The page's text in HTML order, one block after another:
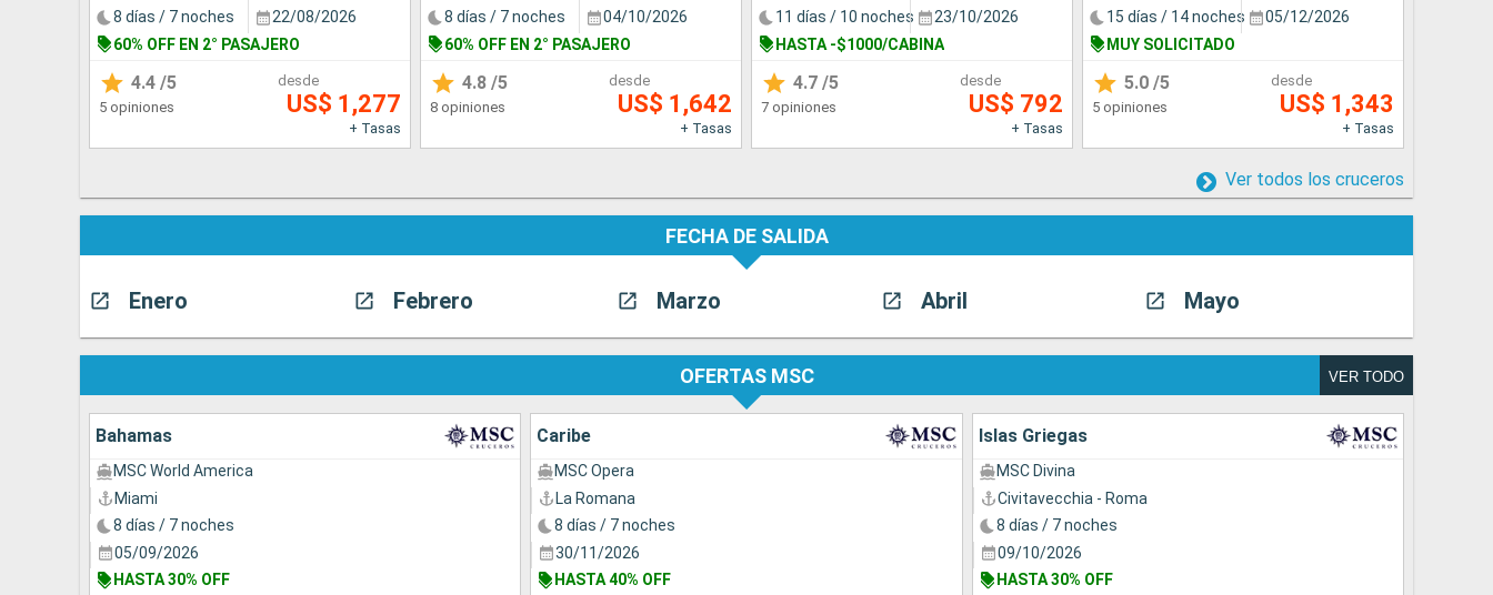
8 días / 7 noches
22/08/2026
60% OFF EN 2° PASAJERO
4.4 /5
5 opiniones
desde
US$ 1,277
+ Tasas
8 días / 7 noches
04/10/2026
60% OFF EN 2° PASAJERO
4.8 /5
8 opiniones
desde
US$ 1,642
+ Tasas
11 días / 10 noches
23/10/2026
HASTA -$1000/CABINA
4.7 /5
7 opiniones
desde
US$ 792
+ Tasas
15 días / 14 noches
05/12/2026
MUY SOLICITADO
5.0 /5
5 opiniones
desde
US$ 1,343
+ Tasas
Ver todos los cruceros
FECHA DE SALIDA
Enero Febrero Marzo Abril Mayo
OFERTAS MSC VER TODO
Bahamas
MSC World America
Miami
8 días / 7 noches
05/09/2026
HASTA 30% OFF
Caribe
MSC Opera
La Romana
8 días / 7 noches
30/11/2026
HASTA 40% OFF
Islas Griegas
MSC Divina
Civitavecchia - Roma
8 días / 7 noches
09/10/2026
HASTA 30% OFF